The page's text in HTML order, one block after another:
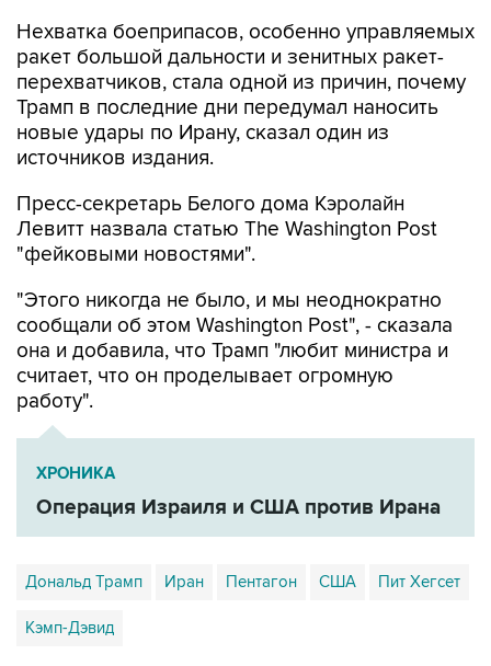
Нехватка боеприпасов, особенно управляемых
ракет большой дальности и зенитных ракет-
перехватчиков, стала одной из причин, почему
Трамп в последние дни передумал наносить
новые удары по Ирану, сказал один из
источников издания.
Пресс-секретарь Белого дома Кэролайн
Левитт назвала статью The Washington Post
"фейковыми новостями".
"Этого никогда не было, и мы неоднократно
сообщали об этом Washington Post", - сказала
она и добавила, что Трамп "любит министра и
считает, что он проделывает огромную
работу".
ХРОНИКА
Операция Израиля и США против Ирана
Дональд Трамп Иран Пентагон США Пит Хегсет
Кэмп-Дэвид